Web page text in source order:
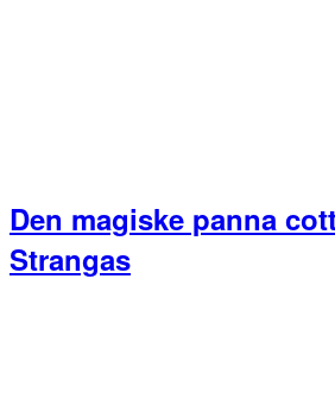
Den magiske panna
Strangas